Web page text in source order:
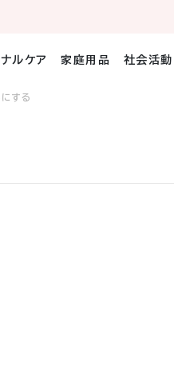
ルケア 家庭用品 社会活動
する